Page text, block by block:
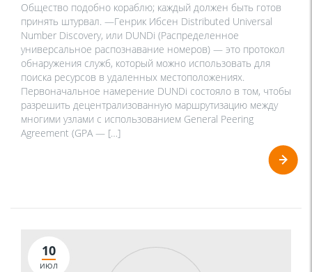
Общество подобно кораблю; каждый должен быть готов
принять штурвал. —Генрик Ибсен Distributed Universal
Number Discovery, или DUNDi (Распределенное
универсальное распознавание номеров) — это протокол
обнаружения служб, который можно использовать для
поиска ресурсов в удаленных местоположениях.
Первоначальное намерение DUNDi состояло в том, чтобы
разрешить децентрализованную маршрутизацию между
многими узлами с использованием General Peering
Agreement (GPA — […]
10
ИЮЛ